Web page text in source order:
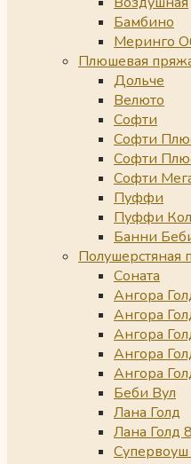
Бамбино
Меринго
Плюшевая
Дольче
Велюто
Софти
Софти
Софти
Софти
Пуффи
Пуффи
Банни
Полушерстяная
Соната
Ангора
Ангора
Ангора
Ангора
Ангора
Беби Вул
Лана Голд
Лана Голд